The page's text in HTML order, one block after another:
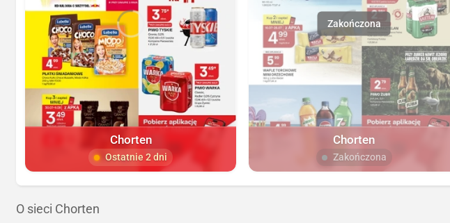
Chorten
Ostatnie 2 dni
Chorten
Zakończona
O sieci Chorten